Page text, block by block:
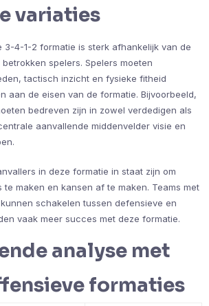
variaties
3-4-1-2 formatie is sterk afhankelijk van de
spelers. Spelers moeten
tactisch inzicht en fysieke fitheid
aan de eisen van de formatie. Bijvoorbeeld,
bedreven zijn in zowel verdedigen als
aanvallende middenvelder visie en
in deze formatie in staat zijn om
maken en kansen af te maken. Teams met
schakelen tussen defensieve en
vaak meer succes met deze formatie.
analyse met
formaties